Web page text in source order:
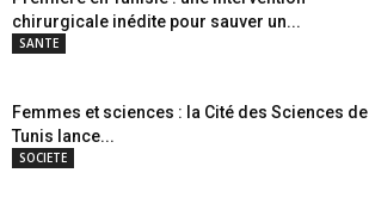
chirurgicale inédite pour sauver un...
SANTE
Femmes et sciences : la Cité des Sciences de
Tunis lance...
SOCIETE